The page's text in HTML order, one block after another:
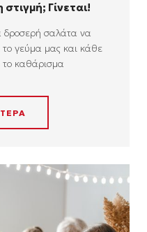
Γίνεται!
δροσερή σαλάτα να
γεύμα μας και κάθε
καθάρισμα